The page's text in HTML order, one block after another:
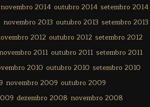
novembro 2014 outubro 2014 setembro 2014
novembro 2013 outubro 2013 setembro 2013
2012 outubro 2012 setembro 2012
2011 outubro 2011 setembro 2011
2010 outubro 2010 setembro 2010
novembro 2009 outubro 2009
dezembro 2008 novembro 2008